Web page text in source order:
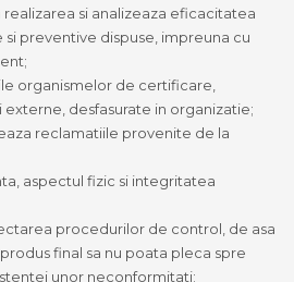
si analizeaza eficacitatea
preventive dispuse, impreuna cu
organismelor de certificare,
desfasurate in organizatie;
reclamatiile provenite de la
aspectul fizic si integritatea
procedurilor de control, de asa
final sa nu poata pleca spre
unor neconformitati;